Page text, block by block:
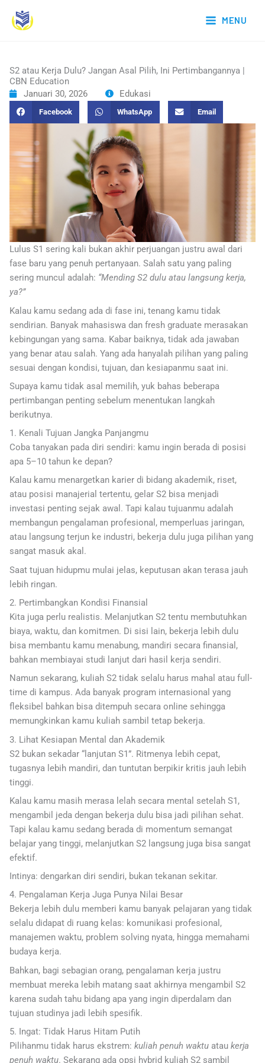
MENU
S2 atau Kerja Dulu? Jangan Asal Pilih, Ini Pertimbangannya |
CBN Education
Januari 30, 2026
Edukasi
Facebook WhatsApp Email
Lulus S1 sering kali bukan akhir perjuangan justru awal dari
fase baru yang penuh pertanyaan. Salah satu yang paling
sering muncul adalah: “Mending S2 dulu atau langsung kerja,
ya?”
Kalau kamu sedang ada di fase ini, tenang kamu tidak
sendirian. Banyak mahasiswa dan fresh graduate merasakan
kebingungan yang sama. Kabar baiknya, tidak ada jawaban
yang benar atau salah. Yang ada hanyalah pilihan yang paling
sesuai dengan kondisi, tujuan, dan kesiapanmu saat ini.
Supaya kamu tidak asal memilih, yuk bahas beberapa
pertimbangan penting sebelum menentukan langkah
berikutnya.
1. Kenali Tujuan Jangka Panjangmu
Coba tanyakan pada diri sendiri: kamu ingin berada di posisi
apa 5–10 tahun ke depan?
Kalau kamu menargetkan karier di bidang akademik, riset,
atau posisi manajerial tertentu, gelar S2 bisa menjadi
investasi penting sejak awal. Tapi kalau tujuanmu adalah
membangun pengalaman profesional, memperluas jaringan,
atau langsung terjun ke industri, bekerja dulu juga pilihan yang
sangat masuk akal.
Saat tujuan hidupmu mulai jelas, keputusan akan terasa jauh
lebih ringan.
2. Pertimbangkan Kondisi Finansial
Kita juga perlu realistis. Melanjutkan S2 tentu membutuhkan
biaya, waktu, dan komitmen. Di sisi lain, bekerja lebih dulu
bisa membantu kamu menabung, mandiri secara finansial,
bahkan membiayai studi lanjut dari hasil kerja sendiri.
Namun sekarang, kuliah S2 tidak selalu harus mahal atau full-
time di kampus. Ada banyak program internasional yang
fleksibel bahkan bisa ditempuh secara online sehingga
memungkinkan kamu kuliah sambil tetap bekerja.
3. Lihat Kesiapan Mental dan Akademik
S2 bukan sekadar “lanjutan S1”. Ritmenya lebih cepat,
tugasnya lebih mandiri, dan tuntutan berpikir kritis jauh lebih
tinggi.
Kalau kamu masih merasa lelah secara mental setelah S1,
mengambil jeda dengan bekerja dulu bisa jadi pilihan sehat.
Tapi kalau kamu sedang berada di momentum semangat
belajar yang tinggi, melanjutkan S2 langsung juga bisa sangat
efektif.
Intinya: dengarkan diri sendiri, bukan tekanan sekitar.
4. Pengalaman Kerja Juga Punya Nilai Besar
Bekerja lebih dulu memberi kamu banyak pelajaran yang tidak
selalu didapat di ruang kelas: komunikasi profesional,
manajemen waktu, problem solving nyata, hingga memahami
budaya kerja.
Bahkan, bagi sebagian orang, pengalaman kerja justru
membuat mereka lebih matang saat akhirnya mengambil S2
karena sudah tahu bidang apa yang ingin diperdalam dan
tujuan studinya jadi lebih spesifik.
5. Ingat: Tidak Harus Hitam Putih
Pilihanmu tidak harus ekstrem: kuliah penuh waktu atau kerja
penuh waktu. Sekarang ada opsi hybrid kuliah S2 sambil